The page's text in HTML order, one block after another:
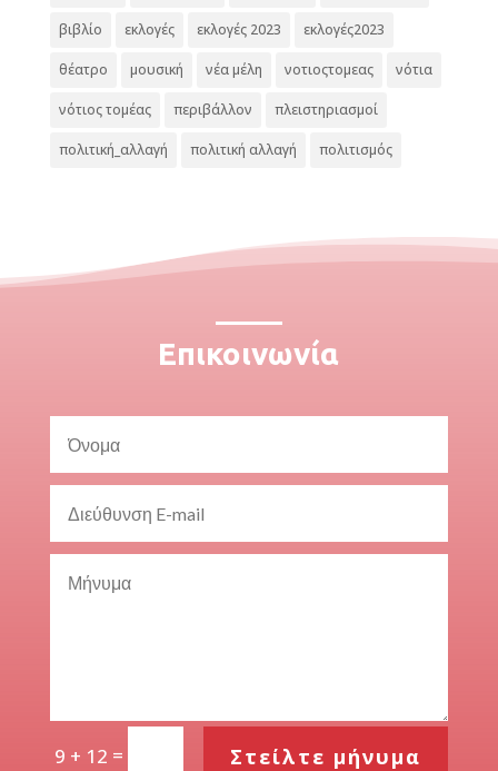
βιβλίο εκλογές εκλογές 2023 εκλογές2023
θέατρο μουσική νέα μέλη νοτιοςτομεας νότια
νότιος τομέας περιβάλλον πλειστηριασμοί
πολιτική_αλλαγή πολιτική αλλαγή πολιτισμός
Επικοινωνία
9 + 12 = Στείλτε μήνυμα